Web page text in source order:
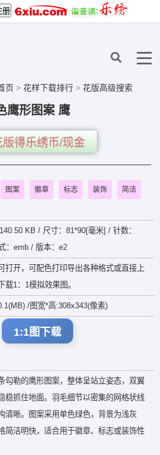
页 > 花样下载排行 > 花版高级搜索
鹰形图案 鹰
版得乐绣币/现金
图案 徽章 标志 装饰 简洁
KB / 尺寸：81*90[毫米] / 针数：
：emb / 版本：e2
打开，可配色打印导出各种格式或直接上
1：1模拟效果图。
/图宽*高:308x343(像素)
1:1图下载
勾勒的鹰形图案，整体呈站立姿态，双翼
稳抓住地面。羽毛细节以密集的网格状线
清晰。图案采用单色绿色，背景为浅灰
简洁明快，适合用于徽章、标志或装饰性